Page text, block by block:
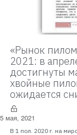
«Рынок
2021: в
достигнуты
хвойные
ожидается
5 мая, 2021
В 1 пол. 2020 г. на